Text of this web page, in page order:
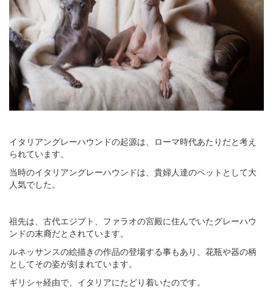
イタリアングレーハウンドの起源は、ローマ時代あたりだと考え
られています。
当時のイタリアングレーハウンドは、貴婦人達のペットとして大
人気でした。
祖先は、古代エジプト、ファラオの宮殿に住んでいたグレーハウ
ンドの末裔だとされています。
ルネッサンスの絵描きの作品の登場する事もあり、花瓶や器の柄
としてその姿が刻まれています。
ギリシャ経由で、イタリアにたどり着いたのです。